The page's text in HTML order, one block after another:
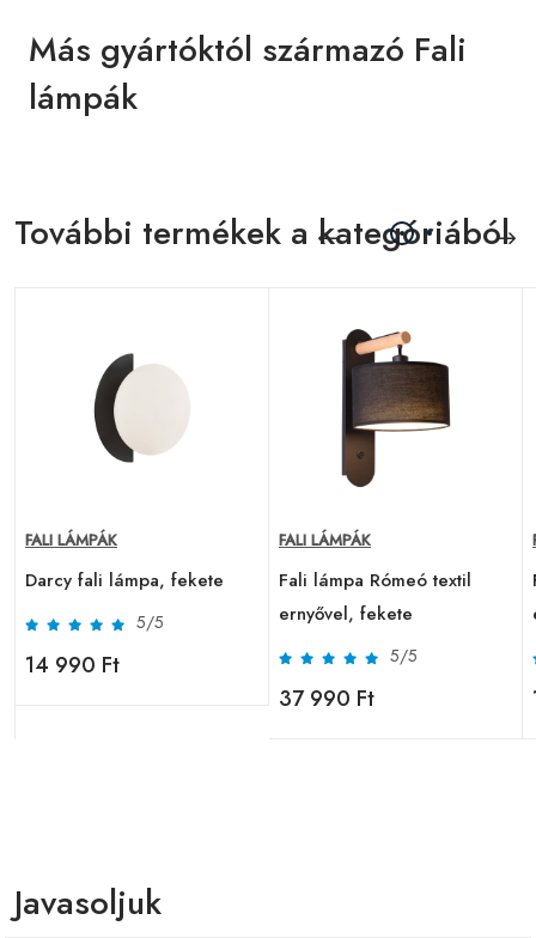
Más gyártóktól származó Fali
lámpák
További termékek a kategóriából
FALI LÁMPÁK
Darcy fali lámpa, fekete
5/5
14 990 Ft
FALI LÁMPÁK
Fali lámpa Rómeó textil
ernyővel, fekete
5/5
37 990 Ft
Javasoljuk